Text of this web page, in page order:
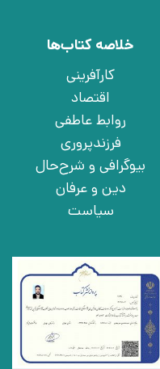
خلاصه کتاب‌ها
کارآفرینی
اقتصاد
روابط عاطفی
فرزندپروری
بیوگرافی و شرح‌حال
دین و عرفان
سیاست